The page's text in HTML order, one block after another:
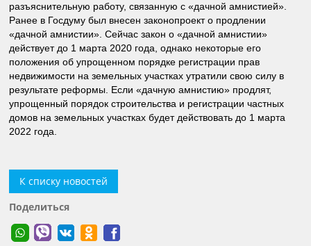
разъяснительную работу, связанную с «дачной амнистией».
Ранее в Госдуму был внесен законопроект о продлении
«дачной амнистии». Сейчас закон о «дачной амнистии»
действует до 1 марта 2020 года, однако некоторые его
положения об упрощенном порядке регистрации прав
недвижимости на земельных участках утратили свою силу в
результате реформы. Если «дачную амнистию» продлят,
упрощенный порядок строительства и регистрации частных
домов на земельных участках будет действовать до 1 марта
2022 года.
К списку новостей
Поделиться